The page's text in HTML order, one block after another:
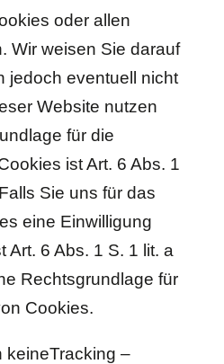
oder allen
Wir weisen Sie darauf
jedoch eventuell nicht
Website nutzen
für die
ist Art. 6 Abs. 1
Sie uns für das
eine Einwilligung
Art. 6 Abs. 1 S. 1 lit. a
Rechtsgrundlage für
Cookies.
keineTracking –